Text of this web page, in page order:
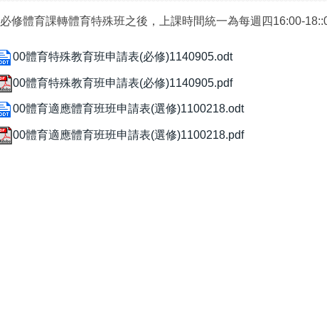
必修體育課轉體育特殊班之後，上課時間統一為每週四16:00-
00體育特殊教育班申請表(必修)1140905.odt
00體育特殊教育班申請表(必修)1140905.pdf
00體育適應體育班班申請表(選修)1100218.odt
00體育適應體育班班申請表(選修)1100218.pdf